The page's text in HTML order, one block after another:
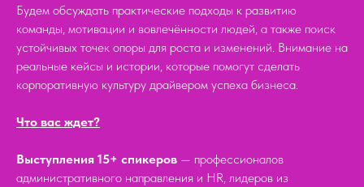
Будем обсуждать практические подходы к развитию
команды, мотивации и вовлечённости людей, а также поиск
устойчивых точек опоры для роста и изменений. Внимание на
реальные кейсы и истории, которые помогут сделать
корпоративную культуру драйвером успеха бизнеса.
Что вас ждет?
Выступления 15+ спикеров — профессионалов
административного направления и HR, лидеров из